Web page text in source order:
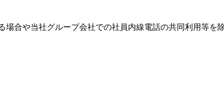
場合や当社グループ会社での社員内線電話の共同利用等を